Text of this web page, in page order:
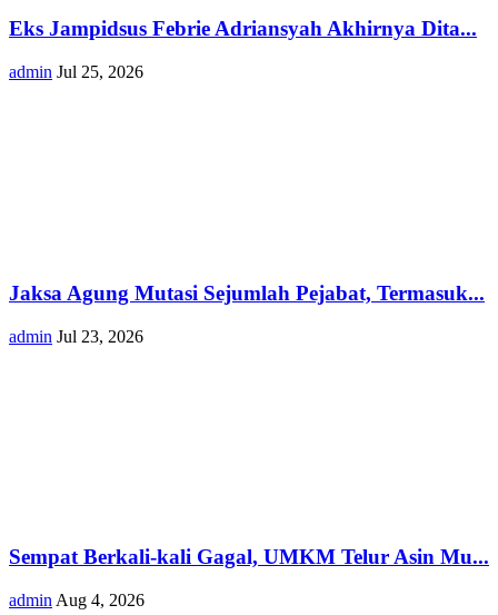
Eks Jampidsus Febrie Adriansyah Akhirnya Dita...
admin Jul 25, 2026
Jaksa Agung Mutasi Sejumlah Pejabat, Termasuk...
admin Jul 23, 2026
Sempat Berkali-kali Gagal, UMKM Telur Asin Mu...
admin Aug 4, 2026